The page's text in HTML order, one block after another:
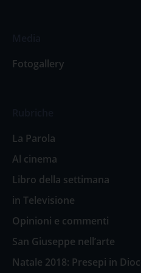
Fotogallery
La Parola
Al cinema
Libro della settimana
in Televisione
Opinioni e commenti
San Giuseppe nell’arte
Natale 2018: Presepi in